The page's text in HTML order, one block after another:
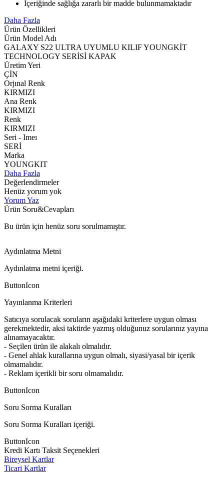
İçeriğinde sağlığa zararlı bir madde bulunmamaktadır
Daha Fazla
Ürün Özellikleri
Ürün Model Adı
GALAXY S22 ULTRA UYUMLU KILIF YOUNGKİT
TECHNOLOGY SERİSİ KAPAK
Üretim Yeri
ÇİN
Orjınal Renk
KIRMIZI
Ana Renk
KIRMIZI
Renk
KIRMIZI
Seri - Imeı
SERİ
Marka
YOUNGKIT
Daha Fazla
Değerlendirmeler
Henüz yorum yok
Yorum Yaz
Ürün Soru&Cevapları
Bu ürün için henüz soru sorulmamıştır.
Aydınlatma Metni
Aydınlatma metni içeriği.
ButtonIcon
Yayınlanma Kriterleri
Satıcıya sorulacak soruların aşağıdaki kriterlere uygun olması
gerekmektedir, aksi taktirde yazmış olduğunuz sorularınız yayına
alınamayacaktır.
- Seçilen ürün ile alakalı olmalıdır.
- Genel ahlak kurallarına uygun olmalı, siyasi/yasal bir içerik
olmamalıdır.
- Reklam içerikli bir soru olmamalıdır.
ButtonIcon
Soru Sorma Kuralları
Soru Sorma Kuralları içeriği.
ButtonIcon
Kredi Kartı Taksit Seçenekleri
Bireysel Kartlar
Ticari Kartlar